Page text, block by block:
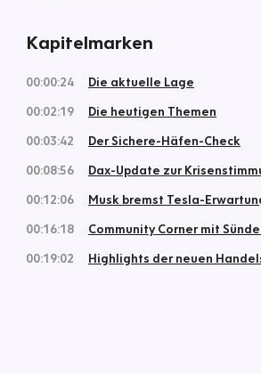
Kapitelmarken
00:00:24
Die aktuelle Lage
00:02:19
Die heutigen Themen
00:03:42
Der Sichere-Häfen-Check
00:08:56
Dax-Update zur
00:12:06
Musk bremst Tesla-
00:16:18
Community Corner mit
00:19:02
Highlights der neuen